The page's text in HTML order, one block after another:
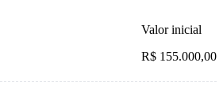
Valor inicial
R$ 155.000,00